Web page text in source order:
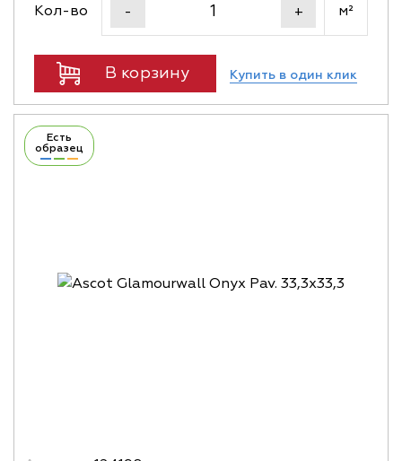
Кол-во - + м²
В корзину Купить в один клик
Есть
образец